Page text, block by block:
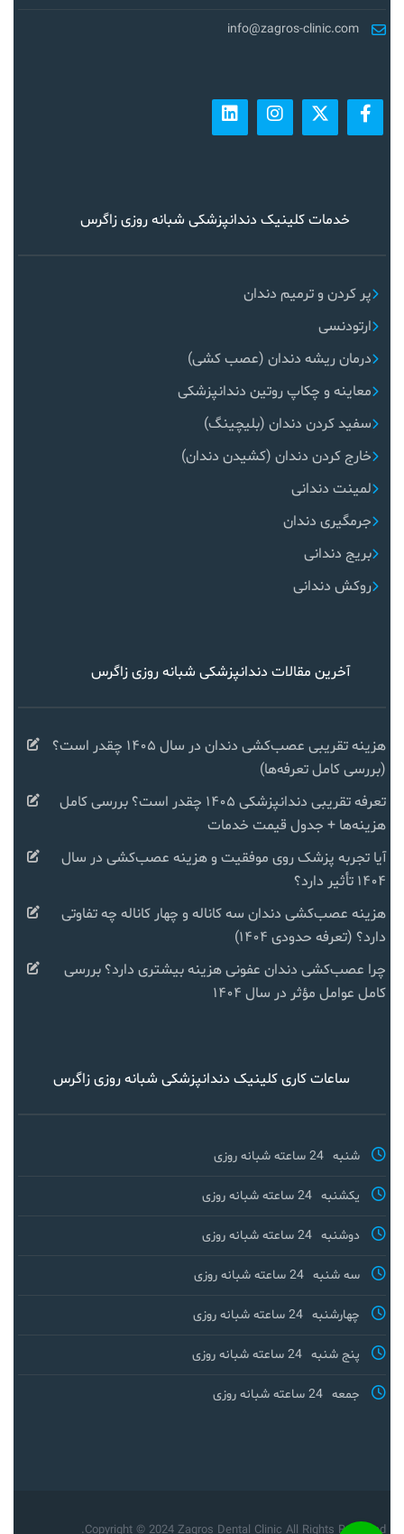
info@zagros-clinic.com
خدمات کلینیک دندانپزشکی شبانه روزی زاگرس
پر کردن و ترمیم دندان
ارتودنسی
درمان ریشه دندان (عصب کشی)
معاینه و چکاپ روتین دندانپزشکی
سفید کردن دندان (بلیچینگ)
خارج کردن دندان (کشیدن دندان)
لمینت دندانی
جرمگیری دندان
بریج دندانی
روکش دندانی
آخرین مقالات دندانپزشکی شبانه روزی زاگرس
هزینه تقریبی عصب‌کشی دندان در سال ۱۴۰۵ چقدر است؟
(بررسی کامل تعرفه‌ها)
تعرفه تقریبی دندانپزشکی ۱۴۰۵ چقدر است؟ بررسی کامل
هزینه‌ها + جدول قیمت خدمات
آیا تجربه پزشک روی موفقیت و هزینه عصب‌کشی در سال
۱۴۰۴ تأثیر دارد؟
هزینه عصب‌کشی دندان سه کاناله و چهار کاناله چه تفاوتی
دارد؟ (تعرفه حدودی ۱۴۰۴)
چرا عصب‌کشی دندان عفونی هزینه بیشتری دارد؟ بررسی
کامل عوامل مؤثر در سال ۱۴۰۴
ساعات کاری کلینیک دندانپزشکی شبانه روزی زاگرس
شنبه 24 ساعته شبانه روزی
یکشنبه 24 ساعته شبانه روزی
دوشنبه 24 ساعته شبانه روزی
سه شنبه 24 ساعته شبانه روزی
چهارشنبه 24 ساعته شبانه روزی
پنج شنبه 24 ساعته شبانه روزی
جمعه 24 ساعته شبانه روزی
Copyright © 2024 Zagros Dental Clinic All Rights Reserved.